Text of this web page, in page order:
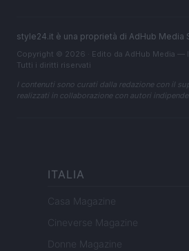
style24.it è una proprietà di AdHub Media
Copyright © 2026 · Edito da AdHub Media —
Tutti i diritti riservati
I contenuti sono curati dalla redazione con il
realizzati in collaborazione con autori
ITALIA
Casa Magazine
Cineverse Magazine
Donne Magazine